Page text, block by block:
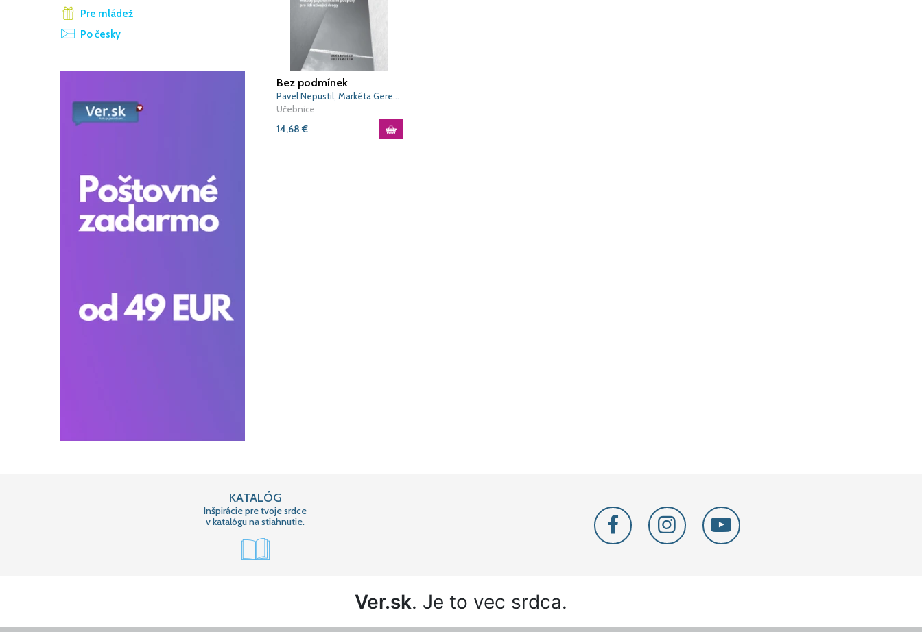
Pre mládež
Po česky
Bez podmínek
Pavel Nepustil, Markéta Geregová
Učebnice
14,68 €
KATALÓG
Inšpirácie pre tvoje srdce
v katalógu na stiahnutie.
Ver.sk. Je to vec srdca.